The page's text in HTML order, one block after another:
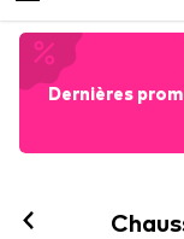
Dernières